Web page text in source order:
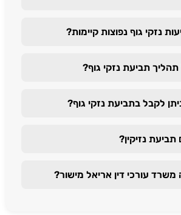
נזקי גוף נפוצות קיימות?
תביעת נזקי גוף?
ניתן לקבל בתביעת נזקי גוף?
תביעת נזיקין?
עורכי דין אריאל מישור?